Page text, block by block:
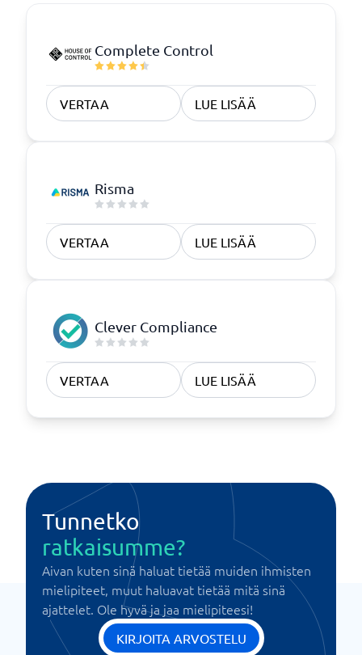
Complete Control
VERTAA LUE LISÄÄ
Risma
VERTAA LUE LISÄÄ
Clever Compliance
VERTAA LUE LISÄÄ
Tunnetko
ratkaisumme?
Aivan kuten sinä haluat tietää muiden ihmisten
mielipiteet, muut haluavat tietää mitä sinä
ajattelet. Ole hyvä ja jaa mielipiteesi!
KIRJOITA ARVOSTELU